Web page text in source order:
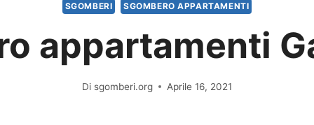
SGOMBERI SGOMBERO APPARTAMENTI
appartamenti
Di sgomberi.org Aprile 16, 2021